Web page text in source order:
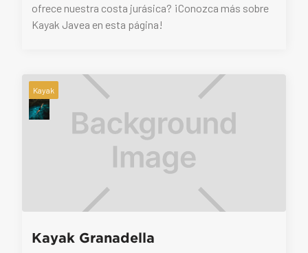
ofrece nuestra costa jurásica? ¡Conozca más sobre
Kayak Javea en esta página!
Kayak
Kayak Granadella